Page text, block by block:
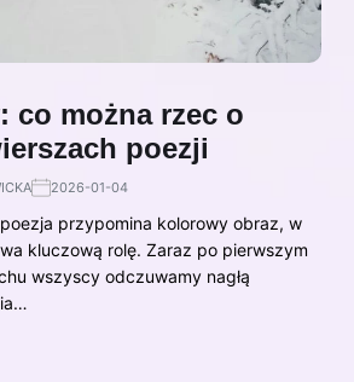
co można rzec o
poezji
2026-01-04
przypomina kolorowy obraz, w
kluczową rolę. Zaraz po pierwszym
wszyscy odczuwamy nagłą